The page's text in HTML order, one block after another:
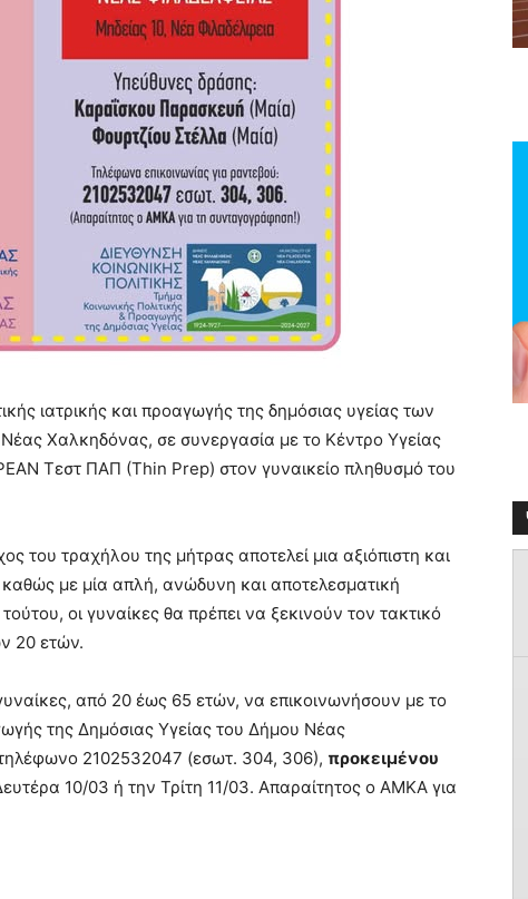
ιατρικής και προαγωγής της δημόσιας υγείας των
Χαλκηδόνας, σε συνεργασία με το Κέντρο Υγείας
Τεστ ΠΑΠ (Thin Prep) στον γυναικείο πληθυσμό του
του τραχήλου της μήτρας αποτελεί μια αξιόπιστη και
με μία απλή, ανώδυνη και αποτελεσματική
οι γυναίκες θα πρέπει να ξεκινούν τον τακτικό
20 ετών.
από 20 έως 65 ετών, να επικοινωνήσουν με το
της Δημόσιας Υγείας του Δήμου Νέας
2102532047 (εσωτ. 304, 306), προκειμένου
10/03 ή την Τρίτη 11/03. Απαραίτητος ο ΑΜΚΑ για